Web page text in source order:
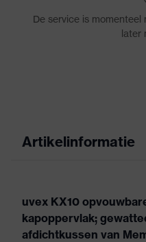
Artikelinformatie
uvex KX10
kapoppervlak;
afdichtkussen van